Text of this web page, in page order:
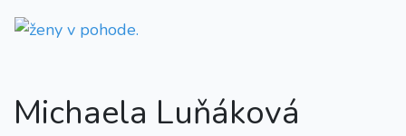
Michaela Luňáková